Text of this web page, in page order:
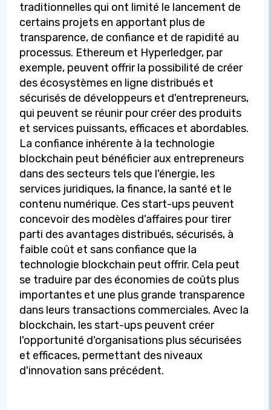
traditionnelles qui ont limité le lancement de
certains projets en apportant plus de
transparence, de confiance et de rapidité au
processus. Ethereum et Hyperledger, par
exemple, peuvent offrir la possibilité de créer
des écosystèmes en ligne distribués et
sécurisés de développeurs et d'entrepreneurs,
qui peuvent se réunir pour créer des produits
et services puissants, efficaces et abordables.
La confiance inhérente à la technologie
blockchain peut bénéficier aux entrepreneurs
dans des secteurs tels que l'énergie, les
services juridiques, la finance, la santé et le
contenu numérique. Ces start-ups peuvent
concevoir des modèles d'affaires pour tirer
parti des avantages distribués, sécurisés, à
faible coût et sans confiance que la
technologie blockchain peut offrir. Cela peut
se traduire par des économies de coûts plus
importantes et une plus grande transparence
dans leurs transactions commerciales. Avec la
blockchain, les start-ups peuvent créer
l'opportunité d'organisations plus sécurisées
et efficaces, permettant des niveaux
d'innovation sans précédent.